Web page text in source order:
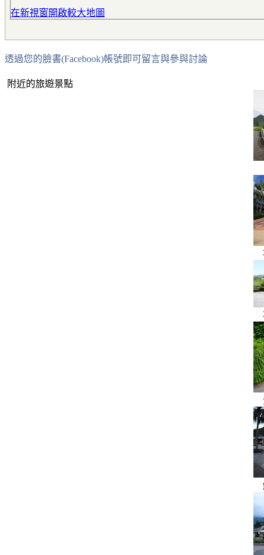
在新視窗開啟較大地圖
透過您的臉書(Facebook)帳號即可留言與參與討論
附近的旅遊景點